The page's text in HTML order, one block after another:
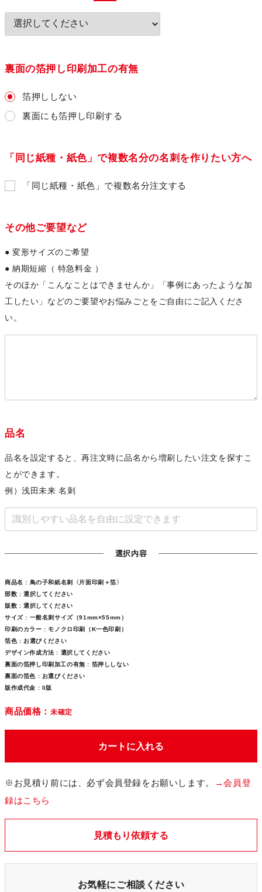
裏面の箔押し印刷加工の有無
箔押ししない
裏面にも箔押し印刷する
「同じ紙種・紙色」で複数名分の名刺を作りたい方へ
「同じ紙種・紙色」で複数名分注文する
その他ご要望など
● 変形サイズのご希望
● 納期短縮（ 特急料金 ）
そのほか「こんなことはできませんか」「事例にあったような加
工したい」などのご要望やお悩みごとをご自由にご記入くださ
い。
品名
品名を設定すると、再注文時に品名から増刷したい注文を探すこ
とができます。
例）浅田未来 名刺
選択内容
商品名 : 鳥の子和紙名刺〈片面印刷＋箔〉
部数 : 選択してください
版数 : 選択してください
サイズ : 一般名刺サイズ（91mm×55mm）
印刷のカラー :モノクロ印刷（K一色印刷）
箔色 : お選びください
デザイン作成方法 : 選択してください
裏面の箔押し印刷加工の有無 : 箔押ししない
裏面の箔色 : お選びください
版作成代金 : 0版
商品価格： 未確定
カートに入れる
※お見積り前には、必ず会員登録をお願いします。
→会員登
録はこちら
見積もり依頼する
お気軽にご相談ください